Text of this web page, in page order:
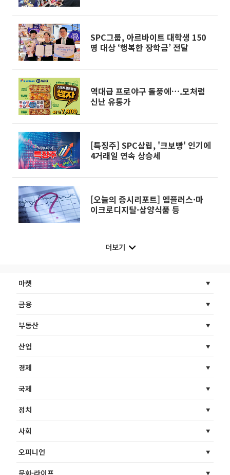
SPC그룹, 아르바이트 대학생 150
명 대상 ‘행복한 장학금’ 전달
역대급 프로야구 돌풍에….모처럼
신난 유통가
[특징주] SPC삼립, '크보빵' 인기에
4거래일 연속 상승세
[오늘의 증시리포트] 엠플러스·마
이크로디지탈·삼양식품 등
더보기
마켓
금융
부동산
산업
경제
국제
정치
사회
오피니언
문화·라이프